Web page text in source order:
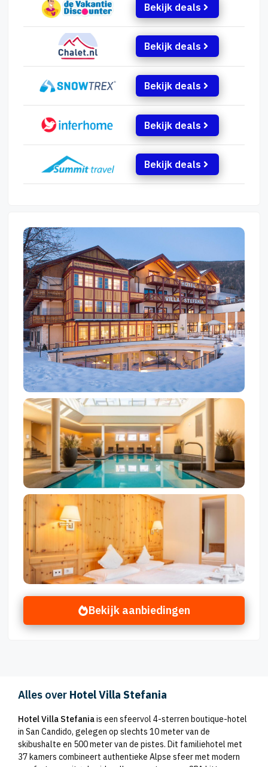
Bekijk aanbiedingen
Bekijk deals
Bekijk deals
Bekijk deals
Bekijk deals
Bekijk deals
Alles over Hotel Villa Stefania
Hotel Villa Stefaniais een sfeervol 4-sterren boutique-hotel
in San Candido, gelegen op slechts 10 meter van de
skibushalte en 500 meter van de pistes. Dit familiehotel met
37 kamers combineert authentieke Alpse sfeer met modern